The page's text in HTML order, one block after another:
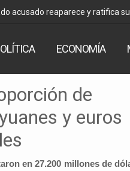
desde Alianza Popular
ECONOMÍA
de
y euros
en 27.200 millones de